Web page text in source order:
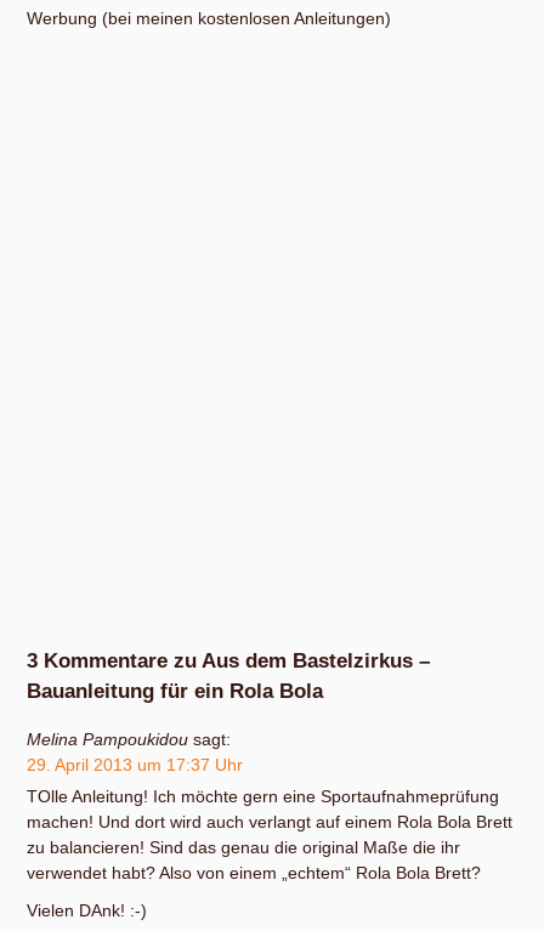
Werbung (bei meinen kostenlosen Anleitungen)
3 Kommentare zu Aus dem Bastelzirkus –
Bauanleitung für ein Rola Bola
Melina Pampoukidou sagt:
29. April 2013 um 17:37 Uhr
TOlle Anleitung! Ich möchte gern eine Sportaufnahmeprüfung
machen! Und dort wird auch verlangt auf einem Rola Bola Brett
zu balancieren! Sind das genau die original Maße die ihr
verwendet habt? Also von einem „echtem“ Rola Bola Brett?
Vielen DAnk! :-)